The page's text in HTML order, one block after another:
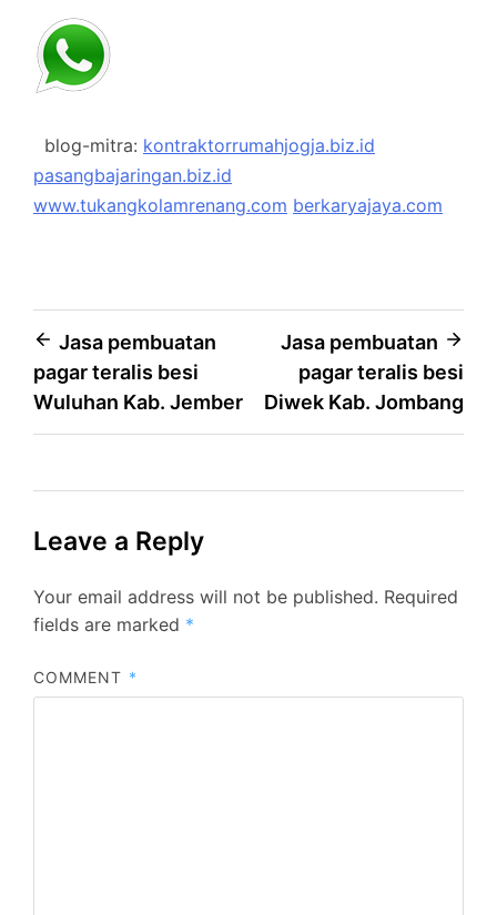
blog-mitra: kontraktorrumahjogja.biz.id
pasangbajaringan.biz.id
www.tukangkolamrenang.com berkaryajaya.com
Post
navigation
Jasa pembuatan
pagar teralis besi
Wuluhan Kab. Jember
Jasa pembuatan
pagar teralis besi
Diwek Kab. Jombang
Leave a Reply
Your email address will not be published. Required
fields are marked *
COMMENT *